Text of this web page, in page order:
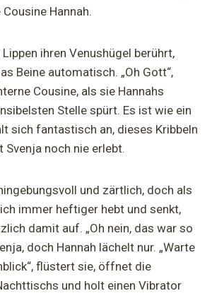
Hannah.
ihren Venushügel berührt,
Beine automatisch. „Oh Gott“,
Cousine, als sie Hannahs
Stelle spürt. Es ist wie ein
sich fantastisch an, dieses Kribbeln
Svenja noch nie erlebt.
und zärtlich, doch als
immer heftiger hebt und senkt,
damit auf. „Oh nein, das war so
doch Hannah lächelt nur. „Warte
flüstert sie, öffnet die
und holt einen Vibrator